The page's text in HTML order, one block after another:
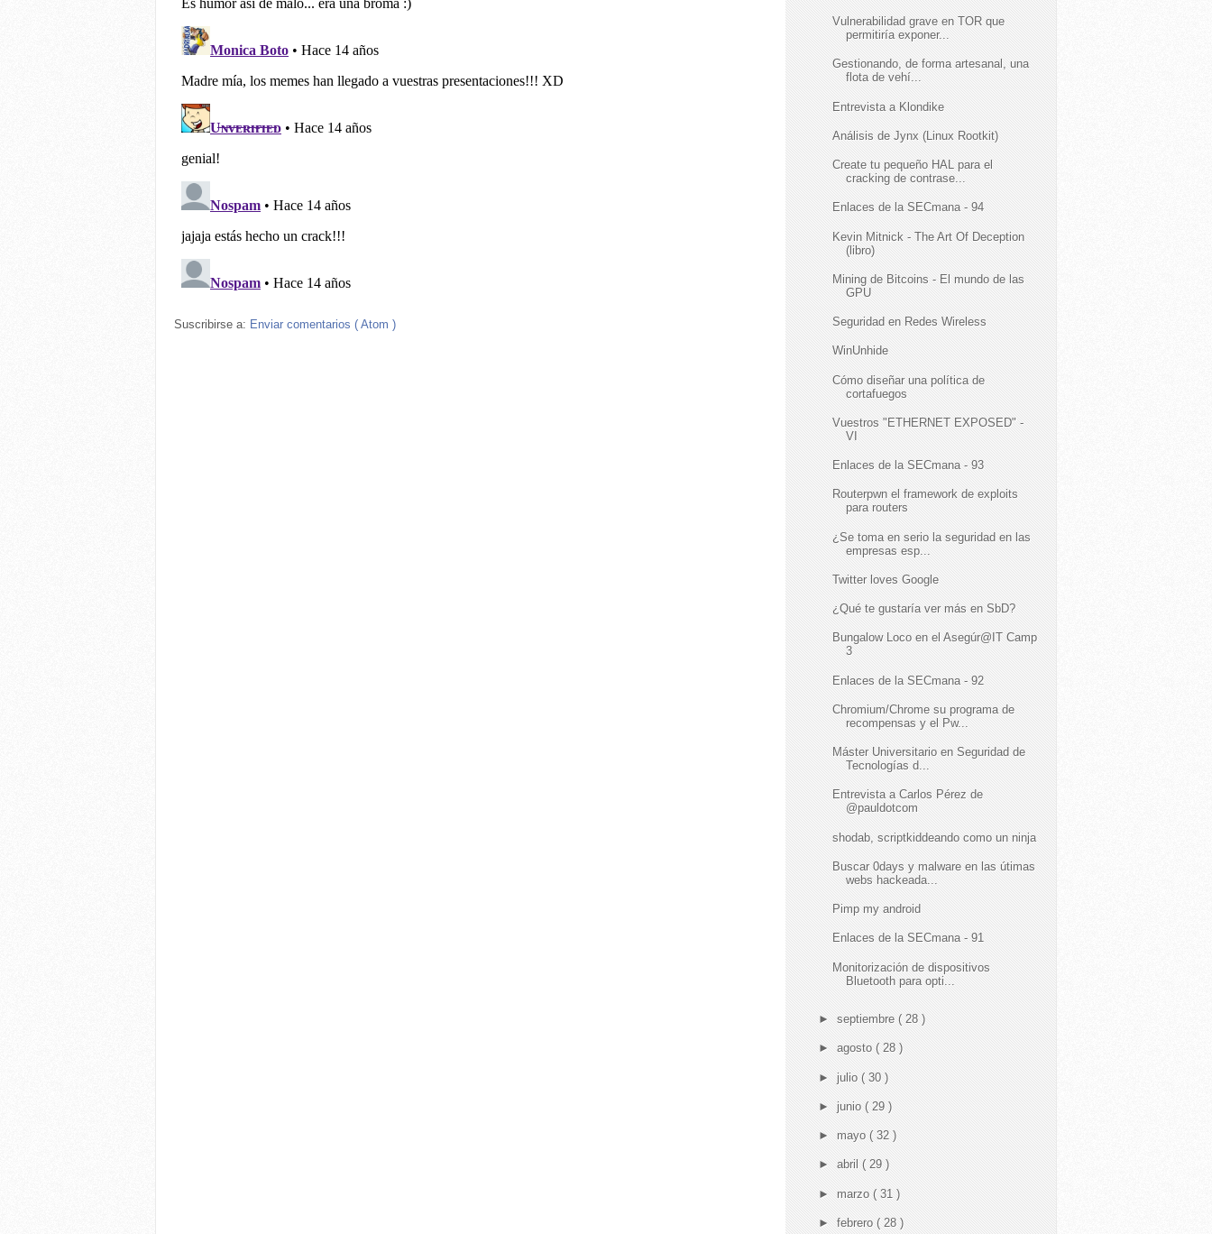
Suscribirse a: Enviar comentarios ( Atom )
Vulnerabilidad grave en TOR que
permitiría exponer...
Gestionando, de forma artesanal, una
flota de vehí...
Entrevista a Klondike
Análisis de Jynx (Linux Rootkit)
Create tu pequeño HAL para el
cracking de contrase...
Enlaces de la SECmana - 94
Kevin Mitnick - The Art Of Deception
(libro)
Mining de Bitcoins - El mundo de las
GPU
Seguridad en Redes Wireless
WinUnhide
Cómo diseñar una política de
cortafuegos
Vuestros "ETHERNET EXPOSED" -
VI
Enlaces de la SECmana - 93
Routerpwn el framework de exploits
para routers
¿Se toma en serio la seguridad en las
empresas esp...
Twitter loves Google
¿Qué te gustaría ver más en SbD?
Bungalow Loco en el Asegúr@IT Camp
3
Enlaces de la SECmana - 92
Chromium/Chrome su programa de
recompensas y el Pw...
Máster Universitario en Seguridad de
Tecnologías d...
Entrevista a Carlos Pérez de
@pauldotcom
shodab, scriptkiddeando como un ninja
Buscar 0days y malware en las útimas
webs hackeada...
Pimp my android
Enlaces de la SECmana - 91
Monitorización de dispositivos
Bluetooth para opti...
► septiembre ( 28 )
► agosto ( 28 )
► julio ( 30 )
► junio ( 29 )
► mayo ( 32 )
► abril ( 29 )
► marzo ( 31 )
► febrero ( 28 )